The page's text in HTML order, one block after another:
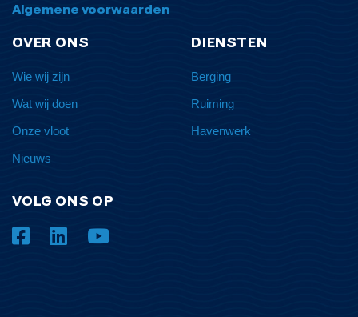
Algemene voorwaarden
OVER ONS
Wie wij zijn
Wat wij doen
Onze vloot
Nieuws
DIENSTEN
Berging
Ruiming
Havenwerk
VOLG ONS OP